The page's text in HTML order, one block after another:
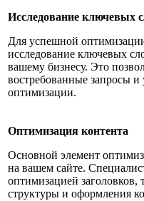
Исследование ключевых
Для успешной
исследование ключевых
вашему бизнесу. Это
востребованные запросы и
оптимизации.
Оптимизация контента
Основной элемент
на вашем сайте.
оптимизацией заголовков,
структуры и оформления